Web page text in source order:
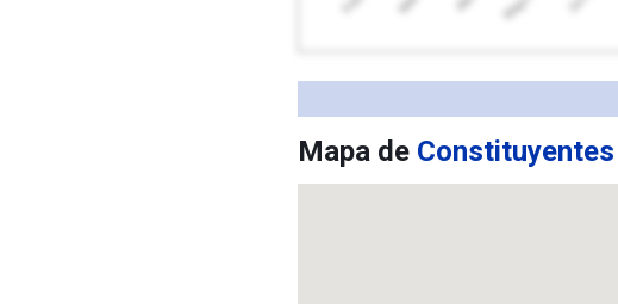
Mapa de Constituyentes